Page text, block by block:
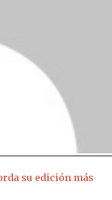
su edición más